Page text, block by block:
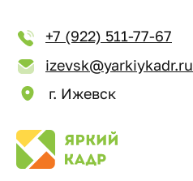
+7 (922) 511-77-67
izevsk@yarkiykadr.ru
г. Ижевск